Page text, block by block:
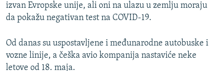
izvan Evropske unije, ali oni na ulazu u zemlju moraju
da pokažu negativan test na COVID-19.
Od danas su uspostavljene i međunarodne autobuske i
vozne linije, a češka avio kompanija nastaviće neke
letove od 18. maja.